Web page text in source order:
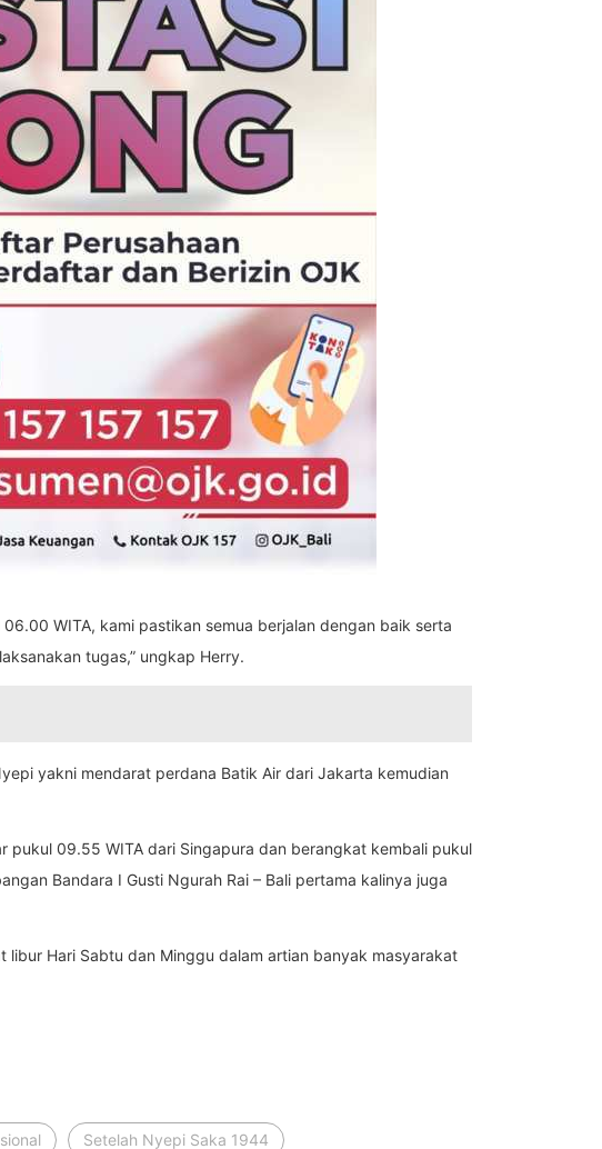
WITA, kami pastikan semua berjalan dengan baik serta
tugas,” ungkap Herry.
yakni mendarat perdana Batik Air dari Jakarta kemudian
09.55 WITA dari Singapura dan berangkat kembali pukul
Bandara I Gusti Ngurah Rai – Bali pertama kalinya juga
Hari Sabtu dan Minggu dalam artian banyak masyarakat
Setelah Nyepi Saka 1944